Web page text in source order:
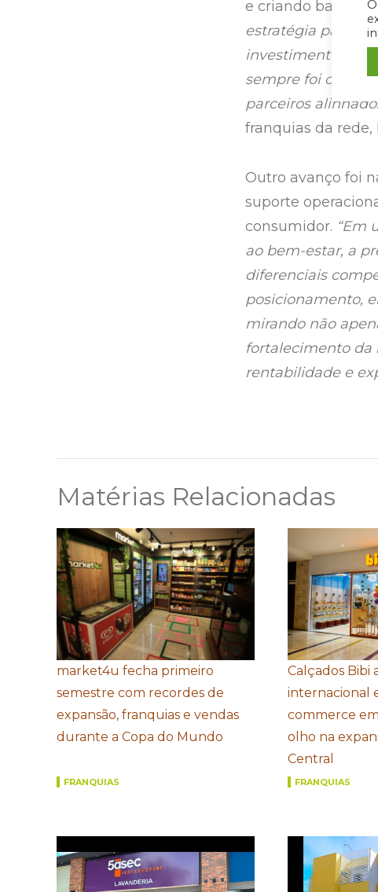
e criando bases
estratégia passa
investimento
sempre foi
parceiros
franquias da rede,
Outro avanço foi
suporte
consumidor. “Em
ao bem-estar, a
diferenciais
posicionamento,
mirando não
fortalecimento da
rentabilidade e
Matérias Relacionadas
market4u fecha primeiro
semestre com recordes de
expansão, franquias e vendas
durante a Copa do Mundo
FRANQUIAS
Calçados Bibi
internacional
commerce
olho na
Central
FRANQUIAS